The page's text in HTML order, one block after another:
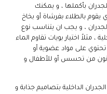
بأكملها ، و يمكنك
يقوم بالطلاء بفرشاة أو بخاخ
، و يجب ان يتناسب نوع
، مثلاً اختيار بويات تقاوم الماء
تحتوي على مواد عضوية أو
من تحسس أو للأطفال و
الداخلية بتصاميم جذابة و